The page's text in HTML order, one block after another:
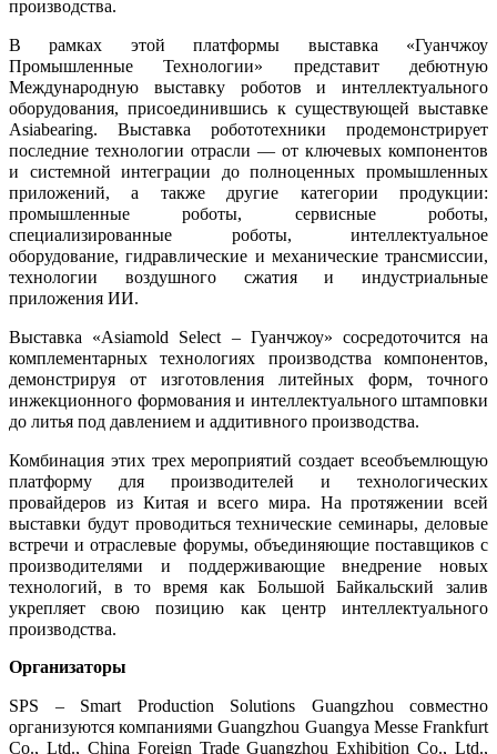
производства.
В рамках этой платформы выставка «Гуанчжоу
Промышленные Технологии» представит дебютную
Международную выставку роботов и интеллектуального
оборудования, присоединившись к существующей выставке
Asiabearing. Выставка робототехники продемонстрирует
последние технологии отрасли — от ключевых компонентов
и системной интеграции до полноценных промышленных
приложений, а также другие категории продукции:
промышленные роботы, сервисные роботы,
специализированные роботы, интеллектуальное
оборудование, гидравлические и механические трансмиссии,
технологии воздушного сжатия и индустриальные
приложения ИИ.
Выставка «Asiamold Select – Гуанчжоу» сосредоточится на
комплементарных технологиях производства компонентов,
демонстрируя от изготовления литейных форм, точного
инжекционного формования и интеллектуального штамповки
до литья под давлением и аддитивного производства.
Комбинация этих трех мероприятий создает всеобъемлющую
платформу для производителей и технологических
провайдеров из Китая и всего мира. На протяжении всей
выставки будут проводиться технические семинары, деловые
встречи и отраслевые форумы, объединяющие поставщиков с
производителями и поддерживающие внедрение новых
технологий, в то время как Большой Байкальский залив
укрепляет свою позицию как центр интеллектуального
производства.
Организаторы
SPS – Smart Production Solutions Guangzhou совместно
организуются компаниями Guangzhou Guangya Messe Frankfurt
Co., Ltd., China Foreign Trade Guangzhou Exhibition Co., Ltd.,